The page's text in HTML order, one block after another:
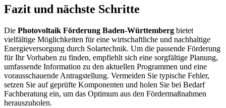
Fazit und nächste Schritte
Die Photovoltaik Förderung Baden-Württemberg bietet
vielfältige Möglichkeiten für eine wirtschaftliche und nachhaltige
Energieversorgung durch Solartechnik. Um die passende Förderung
für Ihr Vorhaben zu finden, empfiehlt sich eine sorgfältige Planung,
umfassende Information zu den aktuellen Programmen und eine
vorausschauende Antragstellung. Vermeiden Sie typische Fehler,
setzen Sie auf geprüfte Komponenten und holen Sie bei Bedarf
Fachberatung ein, um das Optimum aus den Fördermaßnahmen
herauszuholen.